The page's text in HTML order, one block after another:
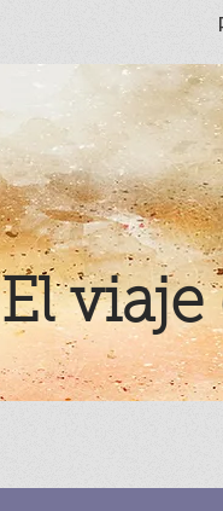
El viaje